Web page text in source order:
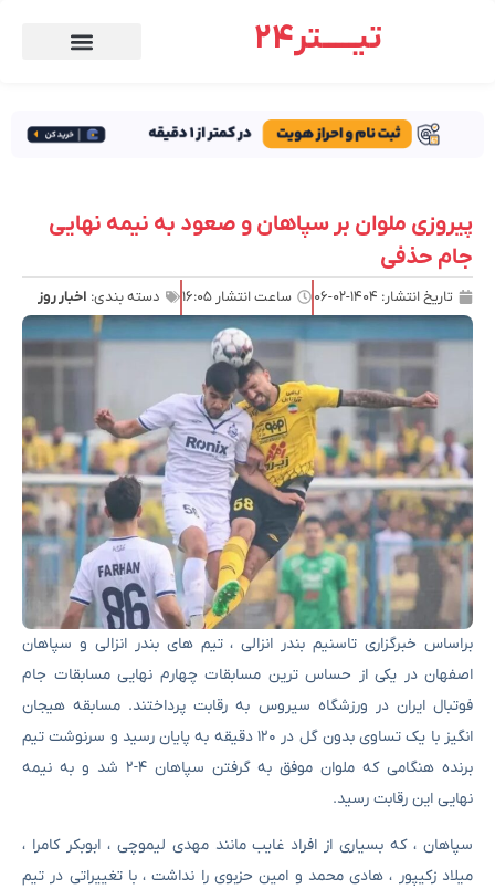
تیـــــتر24
پیروزی ملوان بر سپاهان و صعود به نیمه نهایی
جام حذفی
تاریخ انتشار: ۱۴۰۴-۰۲-۰۶ ساعت انتشار ۱۶:۰۵ دسته بندی: اخبار روز
براساس خبرگزاری تاسنیم بندر انزالی ، تیم های بندر انزالی و سپاهان
اصفهان در یکی از حساس ترین مسابقات چهارم نهایی مسابقات جام
فوتبال ایران در ورزشگاه سیروس به رقابت پرداختند. مسابقه هیجان
انگیز با یک تساوی بدون گل در ۱۲۰ دقیقه به پایان رسید و سرنوشت تیم
برنده هنگامی که ملوان موفق به گرفتن سپاهان ۴-۲ شد و به نیمه
نهایی این رقابت رسید.
سپاهان ، که بسیاری از افراد غایب مانند مهدی لیموچی ، ابوبکر کامرا ،
میلاد زکیپور ، هادی محمد و امین حزبوی را نداشت ، با تغییراتی در تیم